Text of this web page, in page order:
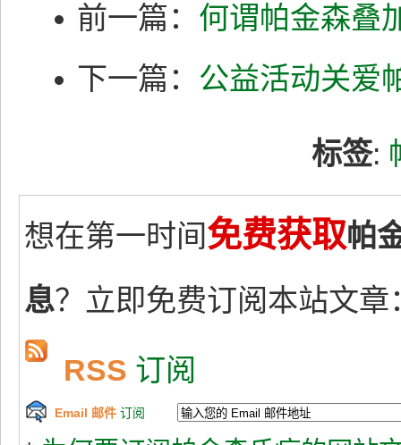
前一篇： 何谓帕金森叠
下一篇： 公益活动关爱
标签:
想在第一时间免费获取帕
息？立即免费订阅本站文章
RSS 订阅
Email 邮件 订阅